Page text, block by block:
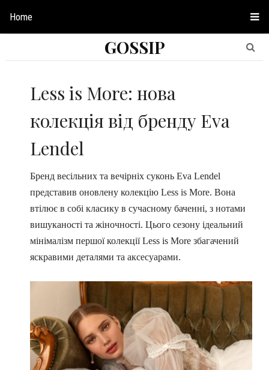
Home
GOSSIP
Less is More: нова
колекція від бренду Eva
Lendel
Бренд весільних та вечірніх суконь Eva Lendel
представив оновлену колекцію Less is More. Вона
втілює в собі класику в сучасному баченні, з нотами
вишуканості та жіночності. Цього сезону ідеальний
мінімалізм першої колекції Less is More збагачений
яскравими деталями та аксесуарами.